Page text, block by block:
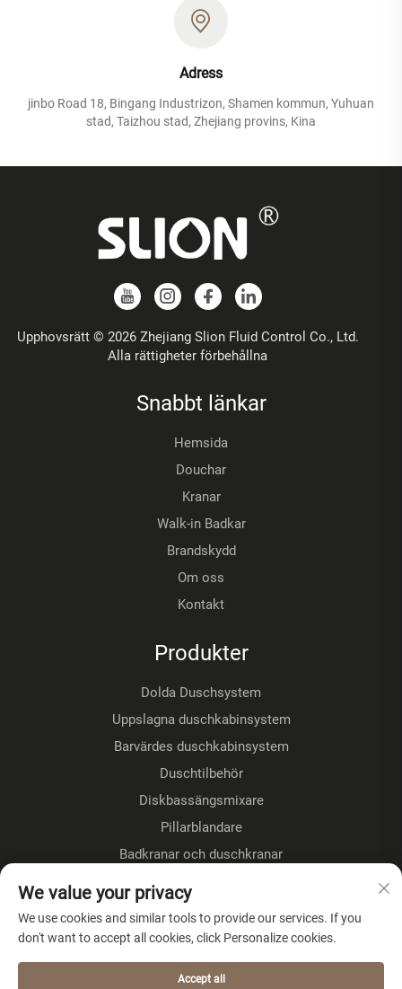
Adress
jinbo Road 18, Bingang Industrizon, Shamen kommun, Yuhuan
stad, Taizhou stad, Zhejiang provins, Kina
Upphovsrätt © 2026 Zhejiang Slion Fluid Control Co., Ltd.
Alla rättigheter förbehållna
Snabbt länkar
Hemsida
Douchar
Kranar
Walk-in Badkar
Brandskydd
Om oss
Kontakt
Produkter
Dolda Duschsystem
Uppslagna duschkabinsystem
Barvärdes duschkabinsystem
Duschtilbehör
Diskbassängsmixare
Pillarblandare
Badkranar och duschkranar
Golvmonterade kranar
Kökshanare
OM FÖRETAGET
We value your privacy
We use cookies and similar tools to provide our services. If you
don't want to accept all cookies, click Personalize cookies.
Accept all